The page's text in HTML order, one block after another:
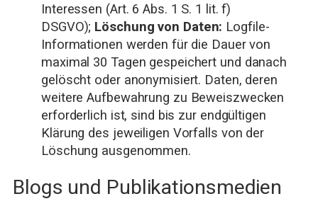
Interessen (Art. 6 Abs. 1 S. 1 lit. f)
DSGVO); Löschung von Daten: Logfile-
Informationen werden für die Dauer von
maximal 30 Tagen gespeichert und danach
gelöscht oder anonymisiert. Daten, deren
weitere Aufbewahrung zu Beweiszwecken
erforderlich ist, sind bis zur endgültigen
Klärung des jeweiligen Vorfalls von der
Löschung ausgenommen.
Blogs und Publikationsmedien